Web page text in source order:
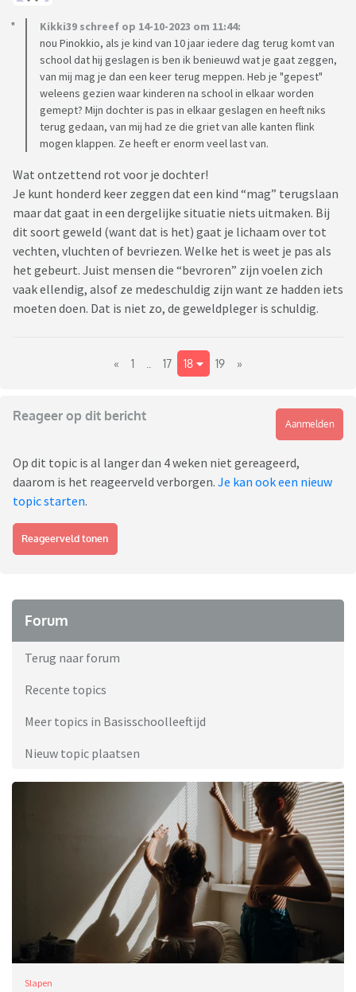
Kikki39 schreef op 14-10-2023 om 11:44:
nou Pinokkio, als je kind van 10 jaar iedere dag terug komt van
school dat hij geslagen is ben ik benieuwd wat je gaat zeggen,
van mij mag je dan een keer terug meppen. Heb je "gepest"
weleens gezien waar kinderen na school in elkaar worden
gemept? Mijn dochter is pas in elkaar geslagen en heeft niks
terug gedaan, van mij had ze die griet van alle kanten flink
mogen klappen. Ze heeft er enorm veel last van.
Wat ontzettend rot voor je dochter!
Je kunt honderd keer zeggen dat een kind “mag” terugslaan
maar dat gaat in een dergelijke situatie niets uitmaken. Bij
dit soort geweld (want dat is het) gaat je lichaam over tot
vechten, vluchten of bevriezen. Welke het is weet je pas als
het gebeurt. Juist mensen die “bevroren” zijn voelen zich
vaak ellendig, alsof ze medeschuldig zijn want ze hadden iets
moeten doen. Dat is niet zo, de geweldpleger is schuldig.
« 1 17 18 19 »
Reageer op dit bericht
Aanmelden
Op dit topic is al langer dan 4 weken niet gereageerd,
daarom is het reageerveld verborgen. Je kan ook een nieuw
topic starten.
Reageerveld tonen
Forum
Terug naar forum
Recente topics
Meer topics in Basisschoolleeftijd
Nieuw topic plaatsen
Slapen